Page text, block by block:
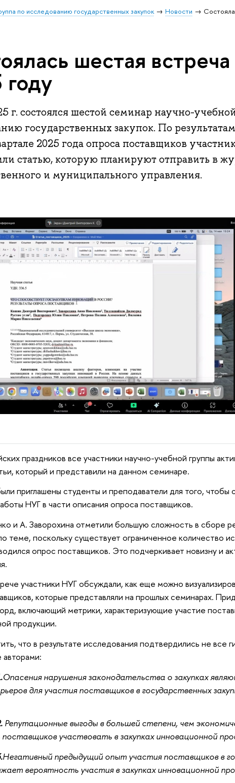
по исследованию государственных закупок Новости
шестая
г. состоялся шестой семинар научно-
государственных закупок. По
2025 года опроса поставщиков
статью, которую планируют отправить в
и муниципального управления.
праздников все участники научно-учебной группы
который и представили на данном семинаре.
приглашены студенты и преподаватели для того, чтобы
НУГ в части описания опроса поставщиков.
и А. Заворохина отметили большую сложность в сборе
теме, поскольку существует ограниченное количество
опрос поставщиков. Это подчеркивает новизну и
участники НУГ обсуждали, как еще можно
которые представляли на прошлых семинарах.
включающий метрики, характеризующие участие
продукции.
что в результате исследования подтвердились не все
Опасения нарушения законодательства о закупках
для участия поставщиков в государственных
Репутационные выгоды в большей степени, чем
участвовать в закупках инновационной
Негативный предыдущий опыт участия поставщиков в
вероятность участия в закупках инновационной